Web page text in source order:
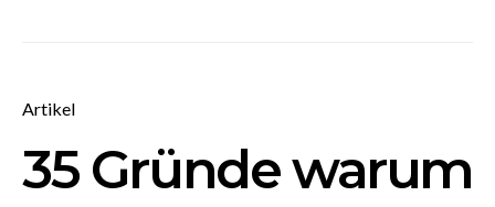
Artikel
35 Gründe warum